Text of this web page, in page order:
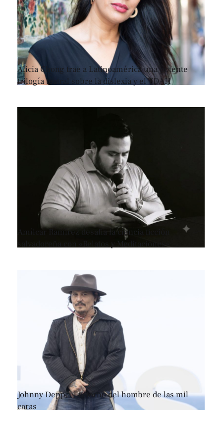
Alicia Chong trae a Latinoamérica una potente
trilogía teatral sobre la dislexia y el TDAH
Amílcar Ramírez desafía la ciencia ficción
salvadoreña con «Relatos y Meditaciones»
Johnny Depp, el retorno del hombre de las mil
caras